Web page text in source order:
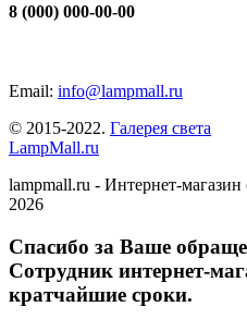
8 (000) 000-00-00
Email: info@lampmall.ru
© 2015-2022. Галерея света
LampMall.ru
lampmall.ru - Интернет-
2026
Спасибо за Ваше
Сотрудник интернет-
кратчайшие сроки.